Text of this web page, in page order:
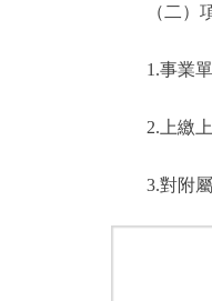
（二）項
1.事業單
2.上繳上
3.對附屬